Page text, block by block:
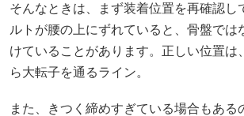
そんなときは、まず装着位置を再確認し
ルトが腰の上にずれていると、骨盤では
けていることがあります。正しい位置は
ら大転子を通るライン。
また、きつく締めすぎている場合もある